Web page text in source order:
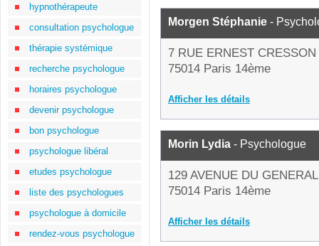
hypnothérapeute
consultation psychologue
thérapie systémique
recherche psychologue
horaires psychologue
devenir psychologue
bon psychologue
psychologue libéral
etudes psychologue
liste des psychologues
psychologue à domicile
rendez-vous psychologue
Morgen Stéphanie -
7 RUE ERNEST CRESSON
75014 Paris 14ème
Afficher les détails
Morin Lydia - Psychologue
129 AVENUE DU
75014 Paris 14ème
Afficher les détails